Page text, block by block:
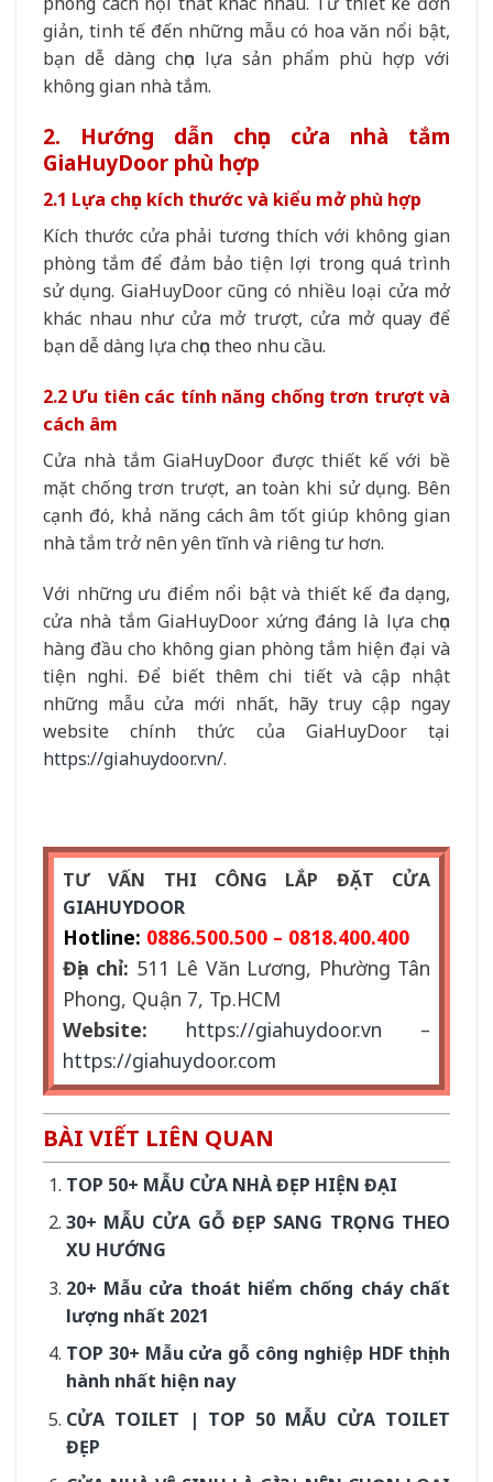
giản, tinh tế đến những mẫu có hoa văn nổi bật,
bạn dễ dàng chọn lựa sản phẩm phù hợp với
không gian nhà tắm.
2. Hướng dẫn chọn cửa nhà tắm
GiaHuyDoor phù hợp
2.1 Lựa chọn kích thước và kiểu mở phù hợp
Kích thước cửa phải tương thích với không gian
phòng tắm để đảm bảo tiện lợi trong quá trình
sử dụng. GiaHuyDoor cũng có nhiều loại cửa mở
khác nhau như cửa mở trượt, cửa mở quay để
bạn dễ dàng lựa chọn theo nhu cầu.
2.2 Ưu tiên các tính năng chống trơn trượt và
cách âm
Cửa nhà tắm GiaHuyDoor được thiết kế với bề
mặt chống trơn trượt, an toàn khi sử dụng. Bên
cạnh đó, khả năng cách âm tốt giúp không gian
nhà tắm trở nên yên tĩnh và riêng tư hơn.
Với những ưu điểm nổi bật và thiết kế đa dạng,
cửa nhà tắm GiaHuyDoor xứng đáng là lựa chọn
hàng đầu cho không gian phòng tắm hiện đại và
tiện nghi. Để biết thêm chi tiết và cập nhật
những mẫu cửa mới nhất, hãy truy cập ngay
website chính thức của GiaHuyDoor tại
https://giahuydoor.vn/.
TƯ VẤN THI CÔNG LẮP ĐẶT CỬA
GIAHUYDOOR
Hotline: 0886.500.500 – 0818.400.400
Địa chỉ: 511 Lê Văn Lương, Phường Tân
Phong, Quận 7, Tp.HCM
Website:
https://giahuydoor.vn –
https://giahuydoor.com
BÀI VIẾT LIÊN QUAN
TOP 50+ MẪU CỬA NHÀ ĐẸP HIỆN ĐẠI
30+ MẪU CỬA GỖ ĐẸP SANG TRỌNG THEO
XU HƯỚNG
20+ Mẫu cửa thoát hiểm chống cháy chất
lượng nhất 2021
TOP 30+ Mẫu cửa gỗ công nghiệp HDF thịnh
hành nhất hiện nay
CỬA TOILET | TOP 50 MẪU CỬA TOILET
ĐẸP